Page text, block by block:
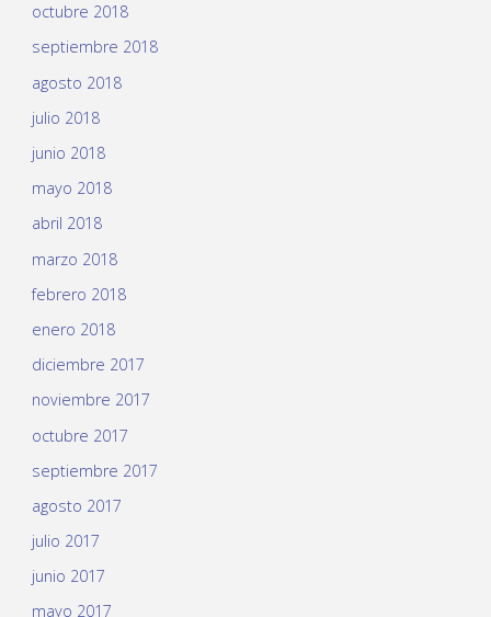
octubre 2018
septiembre 2018
agosto 2018
julio 2018
junio 2018
mayo 2018
abril 2018
marzo 2018
febrero 2018
enero 2018
diciembre 2017
noviembre 2017
octubre 2017
septiembre 2017
agosto 2017
julio 2017
junio 2017
mayo 2017